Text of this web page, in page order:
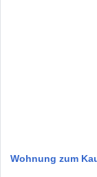
Wohnung zum